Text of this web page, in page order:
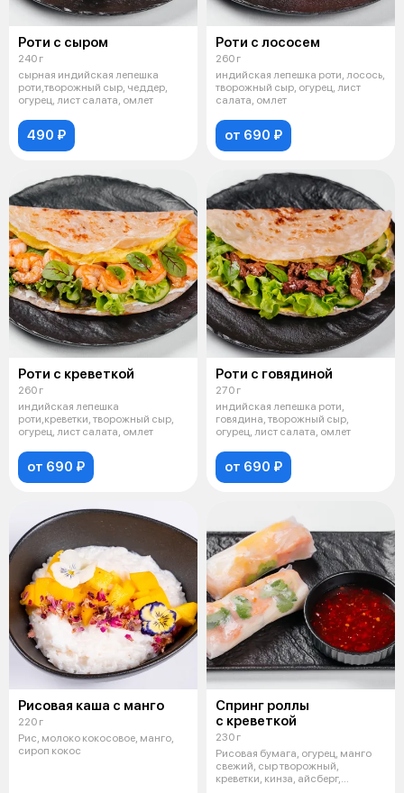
Роти с сыром
240 г
сырная индийская лепешка
роти,творожный сыр, чеддер,
огурец, лист салата, омлет
490 ₽
Роти с лососем
260 г
индийская лепешка роти, лосось,
творожный сыр, огурец, лист
салата, омлет
от 690 ₽
Роти с креветкой
260 г
индийская лепешка
роти,креветки, творожный сыр,
огурец, лист салата, омлет
от 690 ₽
Роти с говядиной
270 г
индийская лепешка роти,
говядина, творожный сыр,
огурец, лист салата, омлет
от 690 ₽
Рисовая каша с манго
220 г
Рис, молоко кокосовое, манго,
сироп кокос
Спринг роллы
с креветкой
230 г
Рисовая бумага, огурец, манго
свежий, сыр творожный,
креветки, кинза, айсберг,